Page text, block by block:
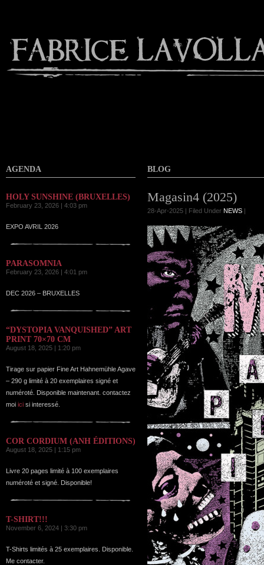
Contact
AGENDA
HOLY SUNSHINE (BRUXELLES)
February 23, 2026 | 4:03 pm
EXPO AVRIL 2026
PARASOMNIA
February 23, 2026 | 4:01 pm
DEC 2026 – BRUXELLES
“DYSTOPIA VANQUISHED” ART
PRINT 70×70 CM
August 18, 2025 | 1:20 pm
Tirage sur papier Fine Art Hahnemühle Agave
– 290 g limité à 20 exemplaires signé et
numéroté. Disponible maintenant. contactez
moi ici si interessé.
COR CORDIUM (ANH ÉDITIONS)
August 18, 2025 | 1:15 pm
Livre 20 pages limité à 100 exemplaires
numéroté et signé. Disponible!
T-SHIRT!!!
November 6, 2024 | 3:30 pm
T-Shirts limités à 25 exemplaires. Disponible.
Me contacter.
BLOG
Magasin4 (2025)
28-Apr-2025 | Filed Under NEWS |